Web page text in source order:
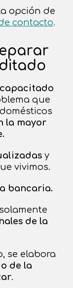
opción de
contacto.
que
la mayor
y
vivimos.
bancaria.
de la
se elabora
de la
.